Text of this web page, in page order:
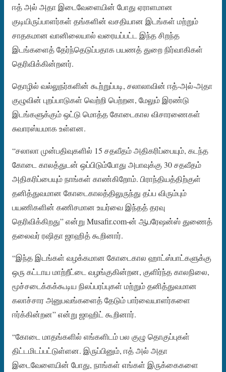
ஈத் அல் அதா இடைவேளையின் போது ஏராளமான
குடியிருப்பாளர்கள் தங்களின் வசதியான இடங்கள் மற்றும்
சாதகமான வானிலையால் வரையப்பட்ட இந்த சிறந்த
இடங்களைத் தேர்ந்தெடுப்பதாக பயணத் துறை நிர்வாகிகள்
தெரிவிக்கின்றனர்.
தொழில் வல்லுநர்களின் கூற்றுப்படி, சலாலாவின் ஈத்-அல்-அதா
குழுவின் புறப்பாடுகள் வெற்றி பெற்றன, மேலும் இரண்டு
இடங்களுக்கும் ஒட்டு மொத்த கோடைகால விசாரணைகள்
சுவாரஸ்யமாக உள்ளன.
“சலாலா முன்பதிவுகளில் 15 சதவீதம் அதிகரிப்பையும், கடந்த
கோடை காலத்துடன் ஒப்பிடும்போது அபாவுக்கு 30 சதவீதம்
அதிகரிப்பையும் நாங்கள் காண்கிறோம். பிராந்தியத்திற்குள்
தனித்துவமான கோடைகாலத்திலுருந்து தப்ப விரும்பும்
பயணிகளின் கணிசமான உயர்வை இந்தத் தரவு
தெரிவிக்கிறது” என்று Musafir.com-ன் ஆபரேஷன்ஸ் துணைத்
தலைவர் ரஷிதா ஜாஹித் கூறினார்.
“இந்த இடங்கள் வழக்கமான கோடைகால ஹாட்ஸ்பாட்களுக்கு
ஒரு கட்டாய மாற்றீட்டை வழங்குகின்றன, குளிர்ந்த காலநிலை,
மூச்சடைக்கக்கூடிய நிலப்பரப்புகள் மற்றும் தனித்துவமான
கலாச்சார அனுபவங்களைத் தேடும் பார்வையாளர்களை
ஈர்க்கின்றன” என்று ஜாஹிட் கூறினார்.
“கோடை மாதங்களில் எங்களிடம் பல குழு தொகுப்புகள்
திட்டமிடப்பட்டுள்ளன. இருப்பினும், ஈத் அல் அதா
இடைவேளையின் போது, ​​நாங்கள் எங்கள் இருக்கைகளை